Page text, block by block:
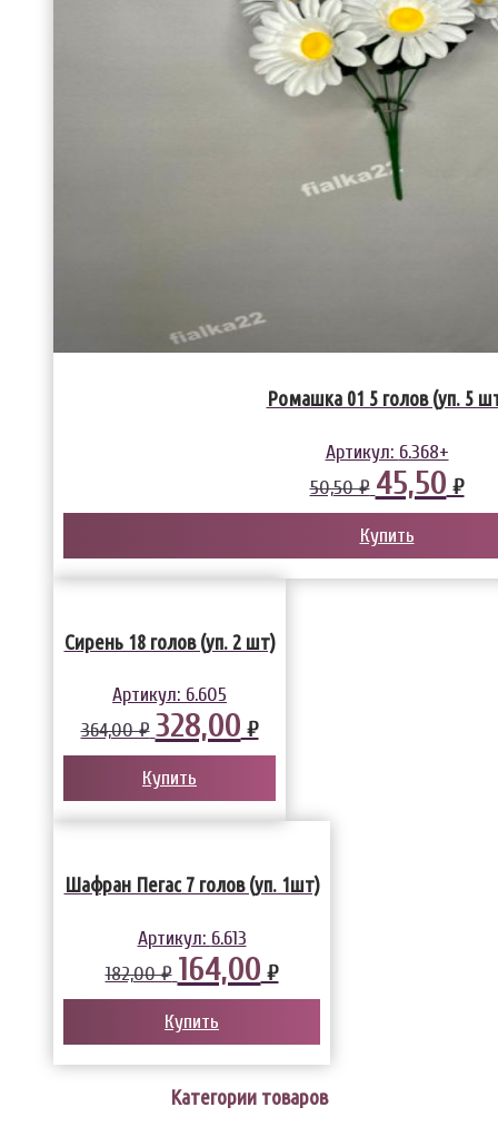
Ромашка 01 5 голов (уп. 5
Артикул: 6.368+
50,50 ₽ 45,50 ₽
Купить
Сирень 18 голов (уп. 2 шт)
Артикул: 6.605
364,00 ₽ 328,00 ₽
Купить
Шафран Пегас 7 голов (уп. 1шт)
Артикул: 6.613
182,00 ₽ 164,00 ₽
Купить
Категории товаров